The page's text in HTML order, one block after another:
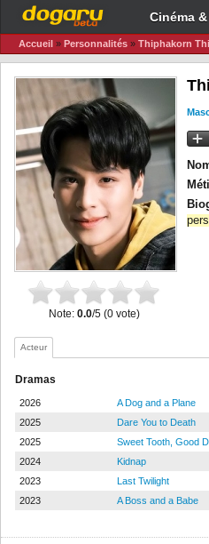
Cinéma
Accueil » Personnalités » Thiphakorn
Note: 0.0/5 (0 vote)
Acteur
Dramas
2026
A Dog and a Plane
2025
Dare You to Death
2025
Sweet Tooth, Good
2024
Kidnap
2023
Last Twilight
2023
A Boss and a Babe